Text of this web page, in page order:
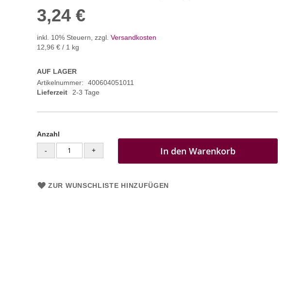
Bildergalerie
springen3,24 €
inkl. 10% Steuern zzgl. Versandkosten
12,96 € / 1 kg
AUF LAGER
Artikelnummer
400604051011
Lieferzeit
2-3 Tage
Anzahl
- + In den Warenkorb
ZUR WUNSCHLISTE HINZUFÜGEN